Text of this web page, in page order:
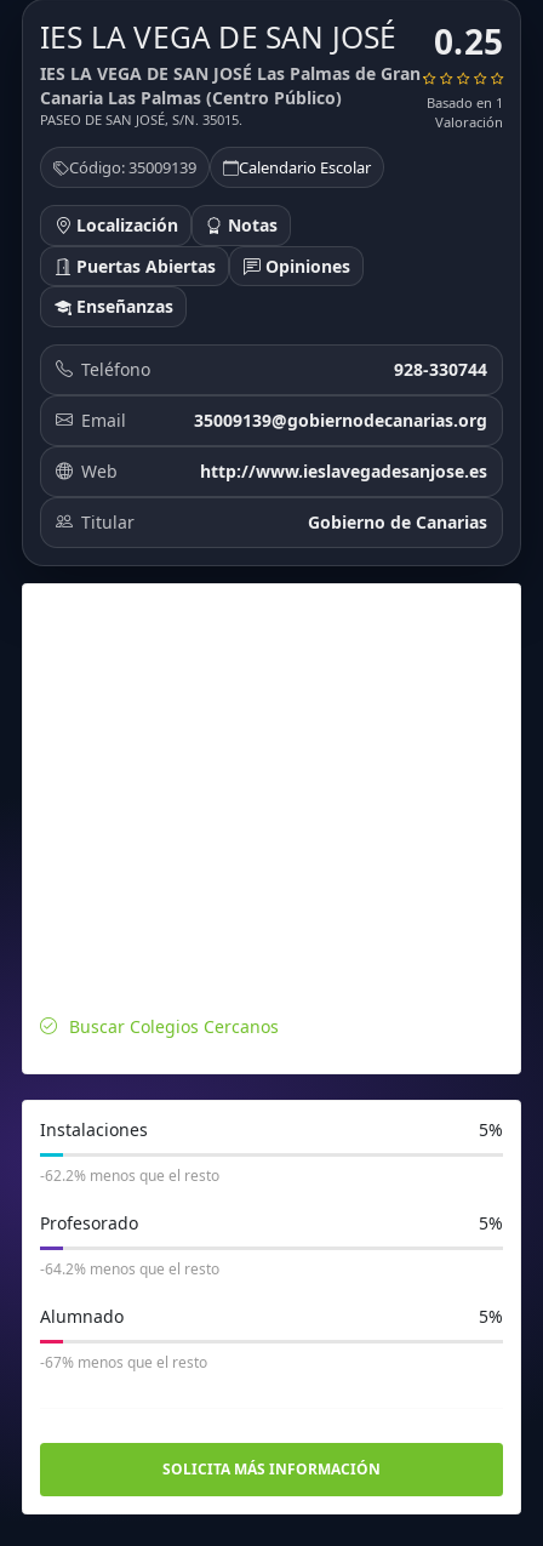
IES LA VEGA DE SAN JOSÉ
IES LA VEGA DE SAN JOSÉ Las Palmas de Gran
Canaria Las Palmas (Centro Público)
PASEO DE SAN JOSÉ, S/N. 35015.
Código: 35009139 Calendario Escolar
Localización
Notas
Puertas Abiertas
Opiniones
Enseñanzas
0.25
Basado en 1
Valoración
Teléfono 928-330744
Email 35009139@gobiernodecanarias.org
Web http://www.ieslavegadesanjose.es
Titular Gobierno de Canarias
Buscar Colegios Cercanos
Instalaciones 5%
-62.2% menos que el resto
Profesorado 5%
-64.2% menos que el resto
Alumnado 5%
-67% menos que el resto
SOLICITA MÁS INFORMACIÓN